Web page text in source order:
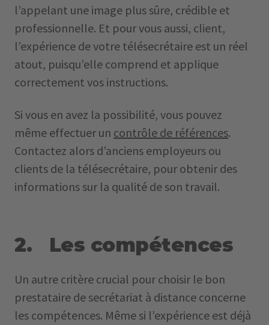
l’appelant une image plus sûre, crédible et
professionnelle. Et pour vous aussi, client,
l’expérience de votre télésecrétaire est un réel
atout, puisqu’elle comprend et applique
correctement vos instructions.
Si vous en avez la possibilité, vous pouvez
même effectuer un contrôle de références.
Contactez alors d’anciens employeurs ou
clients de la télésecrétaire, pour obtenir des
informations sur la qualité de son travail.
2. Les compétences
Un autre critère crucial pour choisir le bon
prestataire de secrétariat à distance concerne
les compétences. Même si l’expérience est déjà